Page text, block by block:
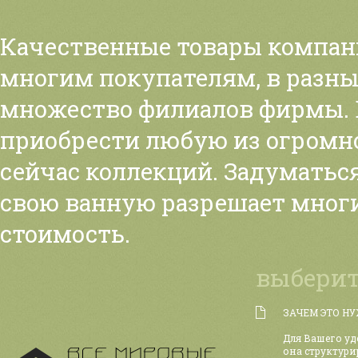
Качественные товары
многим покупателям, в
множество филиалов фирмы.
приобрести любую из
сейчас коллекций.
свою ванную разрешает
стоимость.
ЗАЧЕМ ЭТО
Для Вашего
она